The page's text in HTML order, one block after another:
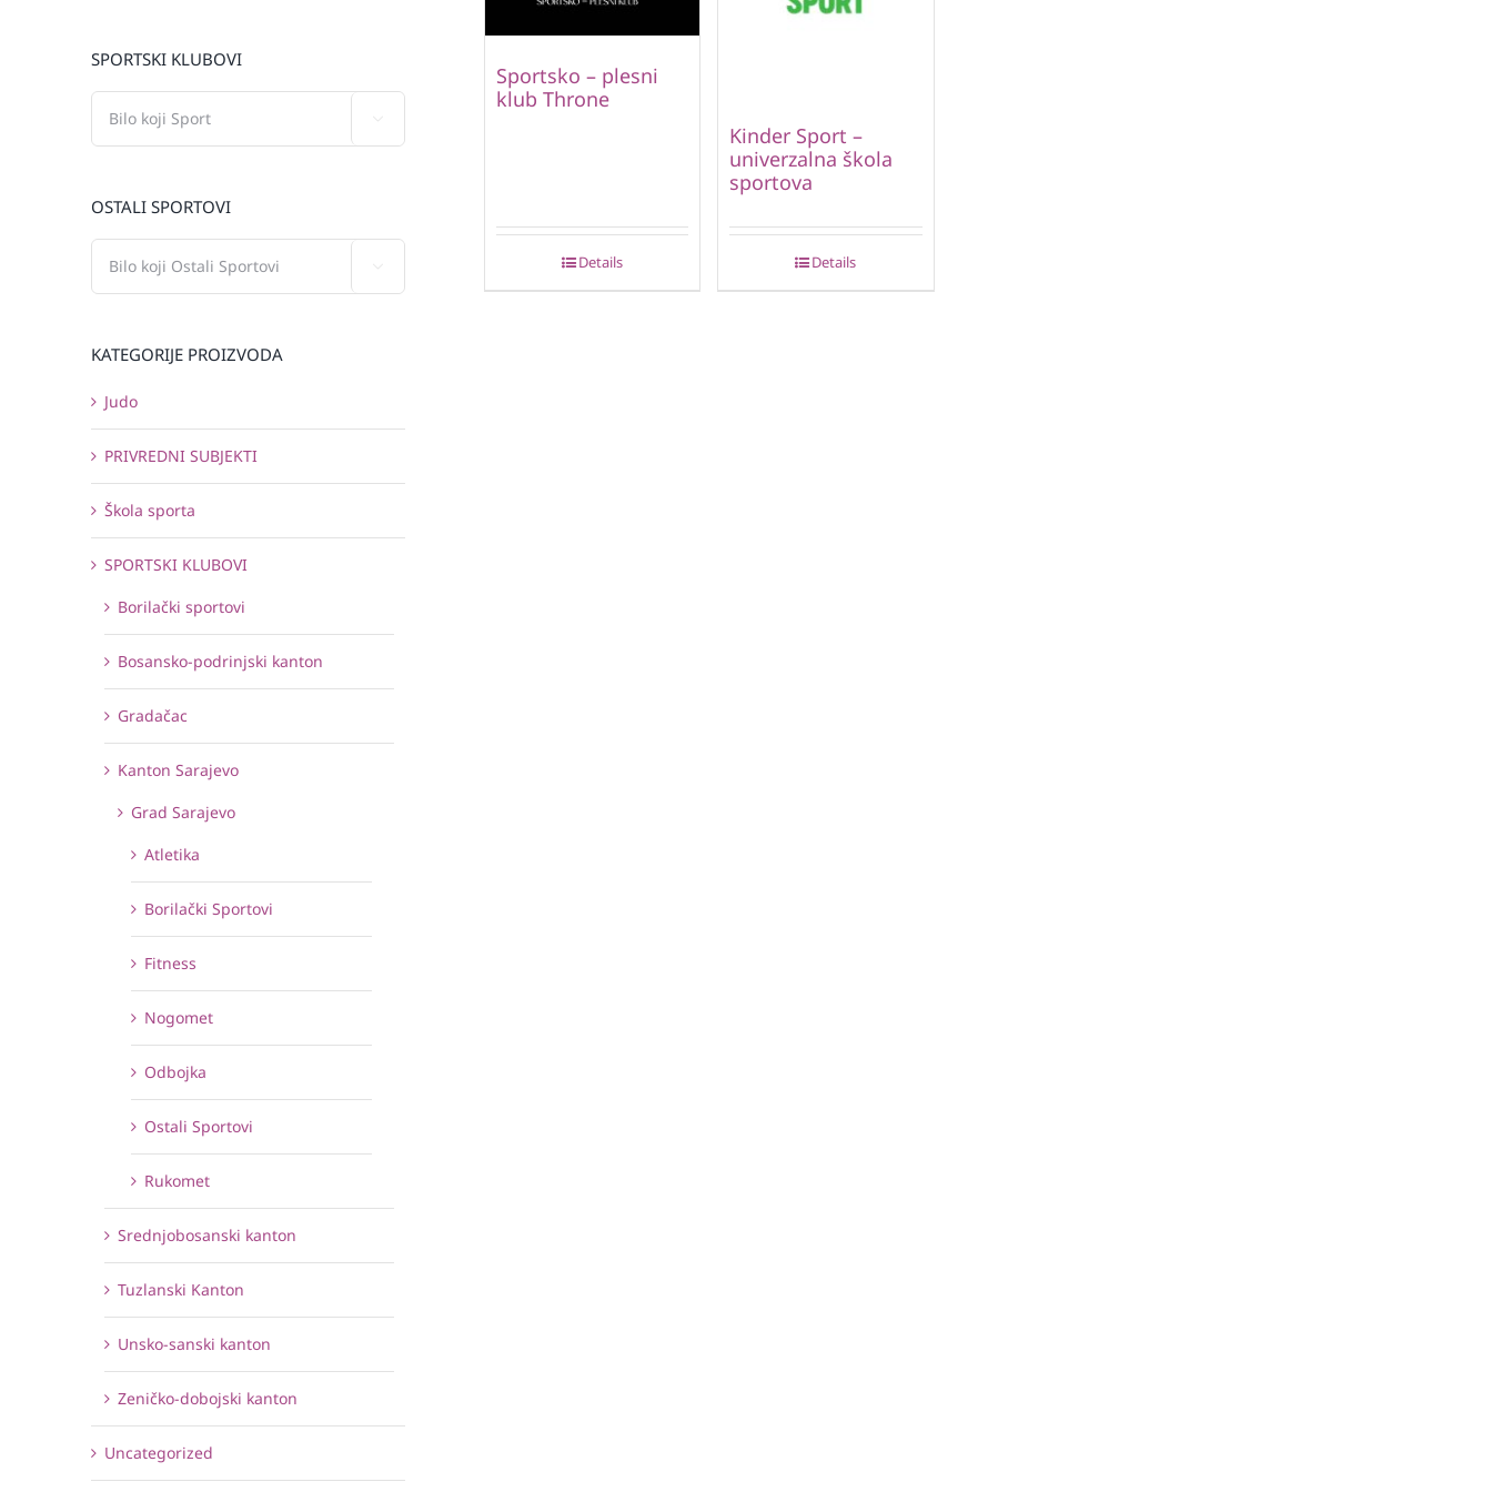
Sportsko – plesni
klub Throne
Details
Kinder Sport –
univerzalna škola
sportova
Details
SPORTSKI KLUBOVI
OSTALI SPORTOVI
KATEGORIJE PROIZVODA
Judo
PRIVREDNI SUBJEKTI
Škola sporta
SPORTSKI KLUBOVI
Borilački sportovi
Bosansko-podrinjski kanton
Gradačac
Kanton Sarajevo
Grad Sarajevo
Atletika
Borilački Sportovi
Fitness
Nogomet
Odbojka
Ostali Sportovi
Rukomet
Srednjobosanski kanton
Tuzlanski Kanton
Unsko-sanski kanton
Zeničko-dobojski kanton
Uncategorized